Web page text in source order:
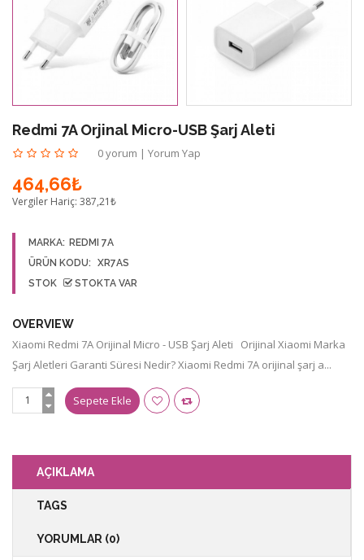
Redmi 7A Orjinal Micro-USB Şarj Aleti
0 yorum | Yorum Yap
464,66₺
Vergiler Hariç: 387,21₺
MARKA: REDMI 7A
ÜRÜN KODU:
XR7AS
STOK
STOKTA VAR
OVERVIEW
Xiaomi Redmi 7A Orijinal Micro - USB Şarj Aleti Orijinal Xiaomi Marka
Şarj Aletleri Garanti Süresi Nedir? Xiaomi Redmi 7A orijinal şarj a...
AÇIKLAMA
TAGS
YORUMLAR (0)